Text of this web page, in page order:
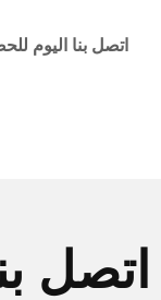
اتصل بنا اليوم
اتصل